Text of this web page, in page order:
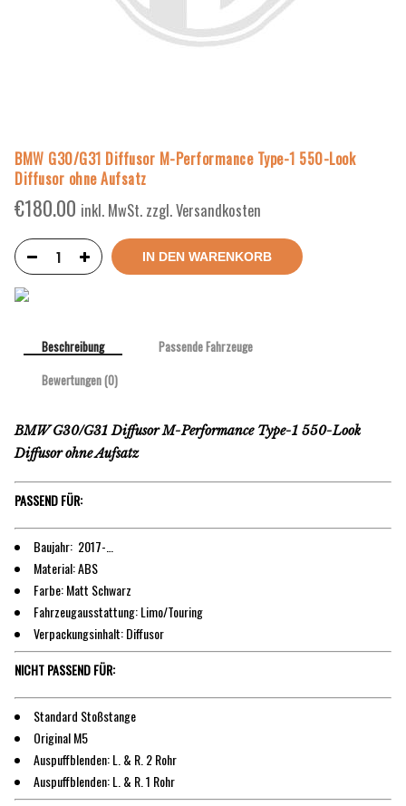
BMW G30/G31 Diffusor M-Performance Type-1 550-Look
Diffusor ohne Aufsatz
€180.00 inkl. MwSt. zzgl. Versandkosten
IN DEN WARENKORB
Beschreibung
Passende Fahrzeuge
Bewertungen (0)
BMW G30/G31 Diffusor M-Performance Type-1 550-Look
Diffusor ohne Aufsatz
PASSEND FÜR:
Baujahr: 2017-…
Material: ABS
Farbe: Matt Schwarz
Fahrzeugausstattung: Limo/Touring
Verpackungsinhalt: Diffusor
NICHT PASSEND FÜR:
Standard Stoßstange
Original M5
Auspuffblenden: L. & R. 2 Rohr
Auspuffblenden: L. & R. 1 Rohr